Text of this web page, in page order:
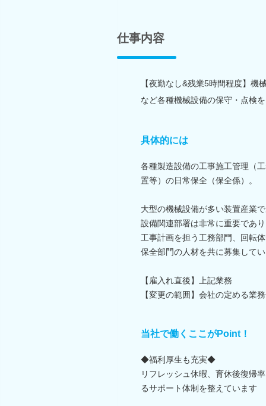
仕事内容
【夜勤なし&残業5時間程度】
など各種機械設備の保守・点検
具体的には
各種製造設備の工事施工管理（
置等）の日常保全（保全係）。
大型の機械設備が多い装置産業
設備関連部署は非常に重要であ
工事計画を担う工務部門、回転
保全部門の人材を共に募集して
【雇入れ直後】上記業務
【変更の範囲】会社の定める業
当社で働くここがPoint！
◆福利厚生も充実◆
リフレッシュ休暇、育休後復帰
るサポート体制を整えています